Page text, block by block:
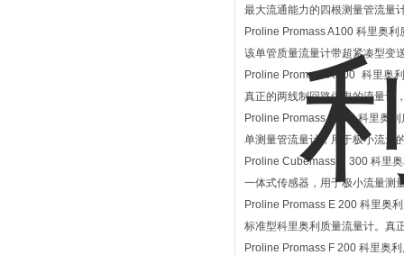
最大流通能力的四根测量管流量
Proline Promass A100 科里奥利
该单管质量流量计带超紧凑型变
Proline Promass A 200 科里奥
真正的两线制回路供电的流量计
Proline Promass A 300 科里奥
单测量管流量计，用于极小流量
Proline Cubemass C 300 科里
一体式传感器，用于极小流量测
Proline Promass E 200 科里奥
标准型科里奥利质量流量计。真
Proline Promass F 200 科里奥